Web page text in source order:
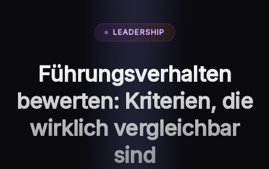
LEADERSHIP
Führungsverhalten
bewerten: Kriterien, die
wirklich vergleichbar
sind